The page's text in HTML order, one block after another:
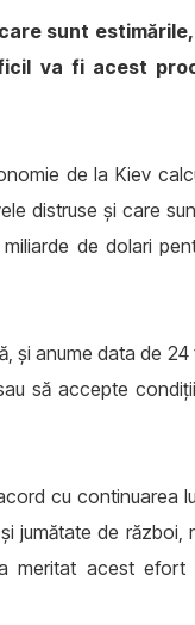
sunt
va fi acest
de la Kiev
distruse și care
de dolari
și anume data de
să accepte
cu continuarea
jumătate de război,
meritat acest